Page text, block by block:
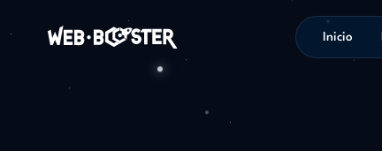
Inicio